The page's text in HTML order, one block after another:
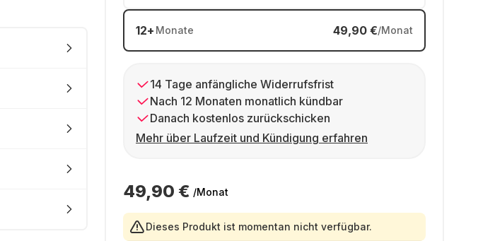
12+ Monate 49,90 €/Monat
14 Tage anfängliche Widerrufsfrist
Nach 12 Monaten monatlich kündbar
Danach kostenlos zurückschicken
Mehr über Laufzeit und Kündigung erfahren
49,90 € /Monat
Dieses Produkt ist momentan nicht verfügbar.